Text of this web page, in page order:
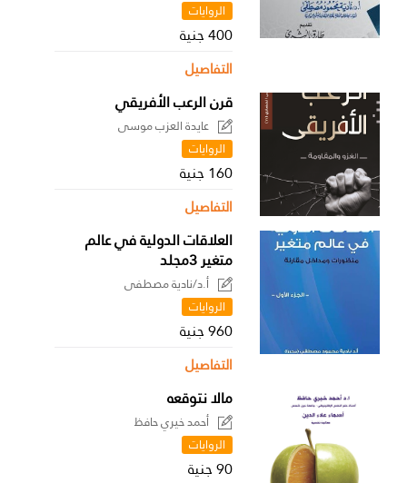
الروايات
400 جنية
التفاصيل
قرن الرعب الأفريقي
عايدة العزب موسى
الروايات
160 جنية
التفاصيل
العلاقات الدولية في عالم
متغير 3مجلد
أ.د/نادية مصطفى
الروايات
960 جنية
التفاصيل
مالا نتوقعه
أحمد خيري حافظ
الروايات
90 جنية